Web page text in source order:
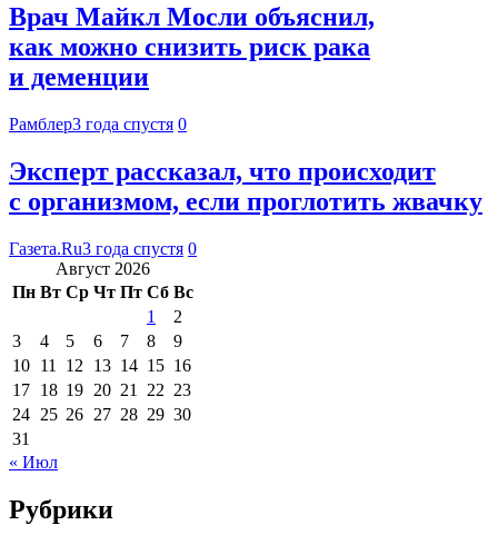
Врач Майкл Мосли объяснил,
как можно снизить риск рака
и деменции
Рамблер3 года спустя 0
Эксперт рассказал, что происходит
с организмом, если проглотить жвачку
Газета.Ru3 года спустя 0
Август 2026
Пн Вт Ср Чт Пт Сб Вс
1
2
3
4 5 6 7 8
9
10 11 12 13 14 15 16
17 18 19 20 21 22 23
24 25 26 27 28 29 30
31
« Июл
Рубрики